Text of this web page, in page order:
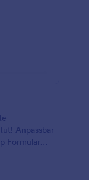
Anpassbar
Formular